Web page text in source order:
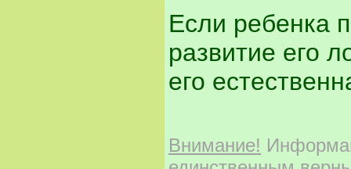
Если ребенка
развитие его
его
Внимание!